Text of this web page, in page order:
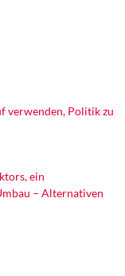
verwenden, Politik zu
ein
– Alternativen